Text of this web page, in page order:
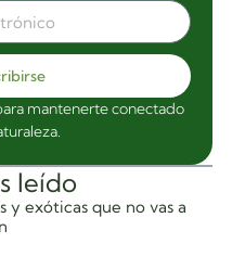
leído
y exóticas que no vas a
mantenerte conectado